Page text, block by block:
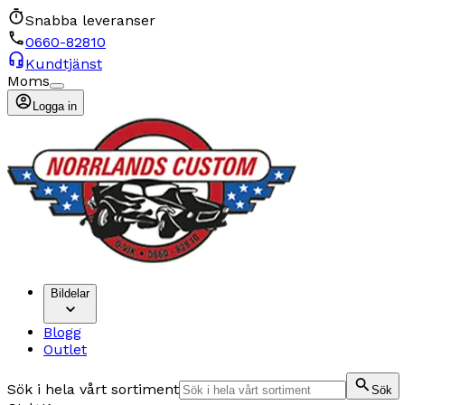
Snabba leveranser
0660-82810
Kundtjänst
Moms
Logga in
Bildelar
Blogg
Outlet
Sök i hela vårt sortiment Sök